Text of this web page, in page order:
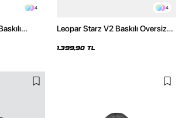
4 4
Leopar Starz V2 Baskılı Oversize
Hoodie
1.399,90 TL